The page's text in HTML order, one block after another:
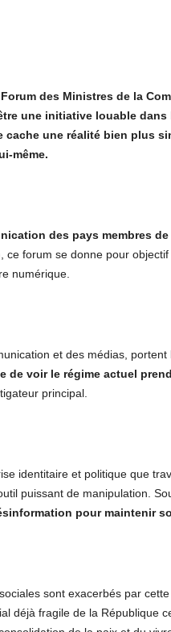
des Ministres de la
une initiative louable
cache une réalité bien plus
même.
des pays membres
ce forum se donne pour
numérique.
et des médias,
de voir le régime actuel
principal.
identitaire et politique que
puissant de manipulation.
pour maintenir
sont exacerbés par
déjà fragile de la République